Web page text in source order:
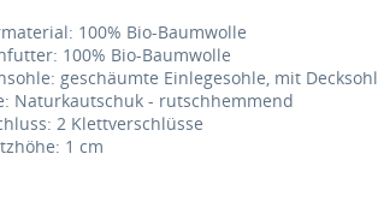
100% Bio-Baumwolle
100% Bio-Baumwolle
geschäumte Einlegesohle, mit
Naturkautschuk - rutschhemmend
2 Klettverschlüsse
1 cm